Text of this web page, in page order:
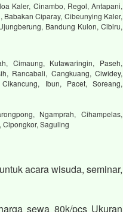
Kaler, Cinambo, Regol, Antapani,
Ciparay, Cibeunying Kaler,
Bandung Kulon, Cibiru,
Cimaung, Kutawaringin, Paseh,
Rancabali, Cangkuang, Ciwidey,
Ibun, Pacet, Soreang,
Ngamprah, Cihampelas,
Saguling
acara wisuda, seminar,
sewa 80k/pcs Ukuran